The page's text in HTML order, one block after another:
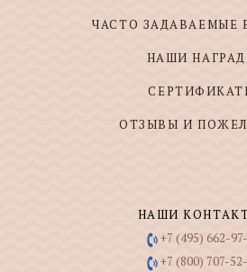
ЧАСТО ЗАДАВАЕМЫЕ
НАШИ
ОТЗЫВЫ И
НАШИ
+7 (495) 662-
+7 (800) 707-